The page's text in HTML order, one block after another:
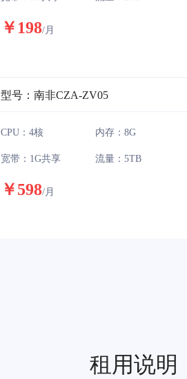
￥198/月
型号：南非CZA-ZV05
CPU：4核 内存：8G
宽带：1G共享 流量：5TB
￥598/月
租用说明